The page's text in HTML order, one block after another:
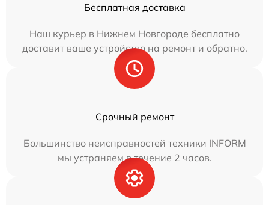
Бесплатная доставка
Наш курьер в Нижнем Новгороде бесплатно
доставит ваше устройство на ремонт и обратно.
Срочный ремонт
Большинство неисправностей техники INFORM
мы устраняем в течение 2 часов.